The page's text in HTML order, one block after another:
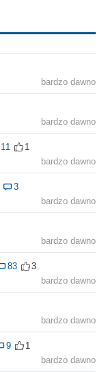
bardzo dawno
bardzo dawno
11
1
bardzo dawno
3
bardzo dawno
bardzo dawno
83
3
bardzo dawno
bardzo dawno
9
1
bardzo dawno